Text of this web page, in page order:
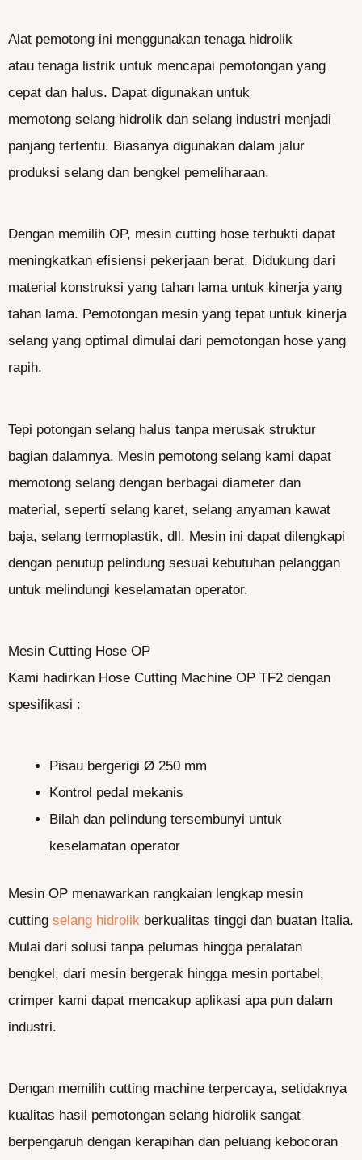
Alat pemotong ini menggunakan tenaga hidrolik
atau tenaga listrik untuk mencapai pemotongan yang
cepat dan halus. Dapat digunakan untuk
memotong selang hidrolik dan selang industri menjadi
panjang tertentu. Biasanya digunakan dalam jalur
produksi selang dan bengkel pemeliharaan.
Dengan memilih OP, mesin cutting hose terbukti dapat
meningkatkan efisiensi pekerjaan berat. Didukung dari
material konstruksi yang tahan lama untuk kinerja yang
tahan lama. Pemotongan mesin yang tepat untuk kinerja
selang yang optimal dimulai dari pemotongan hose yang
rapih.
Tepi potongan selang halus tanpa merusak struktur
bagian dalamnya. Mesin pemotong selang kami dapat
memotong selang dengan berbagai diameter dan
material, seperti selang karet, selang anyaman kawat
baja, selang termoplastik, dll. Mesin ini dapat dilengkapi
dengan penutup pelindung sesuai kebutuhan pelanggan
untuk melindungi keselamatan operator.
Mesin Cutting Hose OP
Kami hadirkan Hose Cutting Machine OP TF2 dengan
spesifikasi :
Pisau bergerigi Ø 250 mm
Kontrol pedal mekanis
Bilah dan pelindung tersembunyi untuk
keselamatan operator
Mesin OP menawarkan rangkaian lengkap mesin
cutting selang hidrolik berkualitas tinggi dan buatan Italia.
Mulai dari solusi tanpa pelumas hingga peralatan
bengkel, dari mesin bergerak hingga mesin portabel,
crimper kami dapat mencakup aplikasi apa pun dalam
industri.
Dengan memilih cutting machine terpercaya, setidaknya
kualitas hasil pemotongan selang hidrolik sangat
berpengaruh dengan kerapihan dan peluang kebocoran